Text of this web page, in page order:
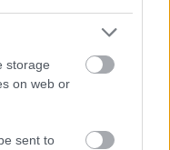
storage
on web or
sent to